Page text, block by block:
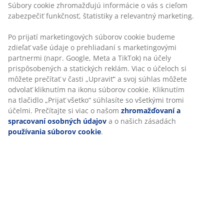
Súbory cookie zhromažďujú informácie o vás s cieľom
zabezpečiť funkčnosť, štatistiky a relevantný marketing.
Po prijatí marketingových súborov cookie budeme
zdieľať vaše údaje o prehliadaní s marketingovými
partnermi (napr. Google, Meta a TikTok) na účely
prispôsobených a statických reklám. Viac o účeloch si
môžete prečítať v časti „Upraviť“ a svoj súhlas môžete
odvolať kliknutím na ikonu súborov cookie. Kliknutím
na tlačidlo „Prijať všetko“ súhlasíte so všetkými tromi
účelmi. Prečítajte si viac o našom zhromažďovaní a
spracovaní osobných údajov a o našich zásadách
používania súborov cookie.